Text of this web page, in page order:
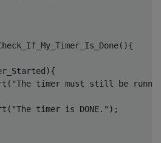
( ){
"The timer must still be
"The timer is DONE." );